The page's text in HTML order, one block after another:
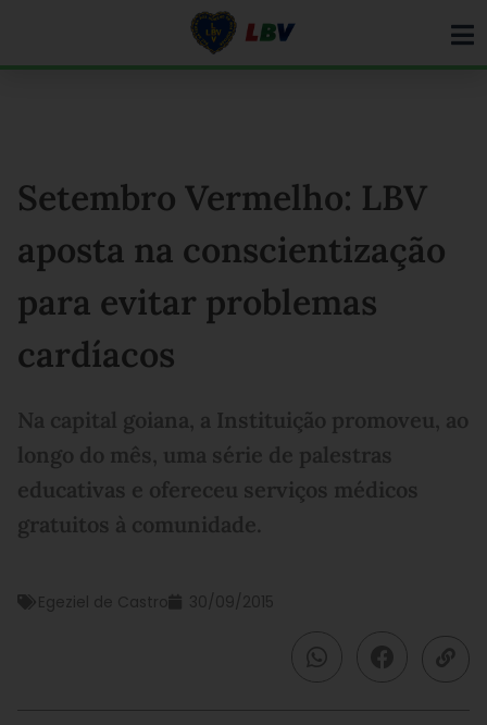
Setembro Vermelho: LBV
aposta na conscientização
para evitar problemas
cardíacos
Na capital goiana, a Instituição promoveu, ao
longo do mês, uma série de palestras
educativas e ofereceu serviços médicos
gratuitos à comunidade.
Egeziel de Castro 30/09/2015